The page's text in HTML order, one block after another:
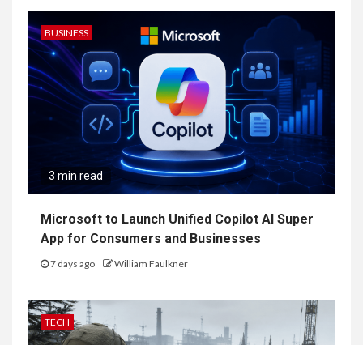
BUSINESS
3 min read
Microsoft to Launch Unified Copilot AI Super
App for Consumers and Businesses
7 days ago William Faulkner
TECH